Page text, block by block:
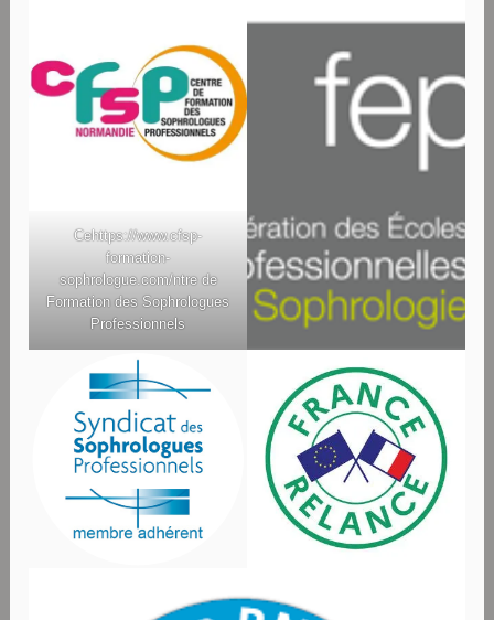
Cehttps://www.cfsp-
formation-
sophrologue.com/ntre de
Formation des Sophrologues
Professionnels